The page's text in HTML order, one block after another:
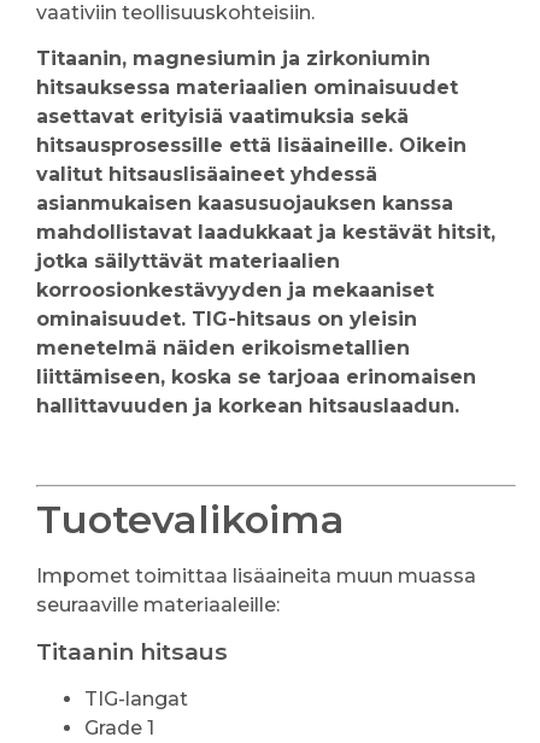
vaativiin teollisuuskohteisiin.
Titaanin, magnesiumin ja zirkoniumin
hitsauksessa materiaalien ominaisuudet
asettavat erityisiä vaatimuksia sekä
hitsausprosessille että lisäaineille. Oikein
valitut hitsauslisäaineet yhdessä
asianmukaisen kaasusuojauksen kanssa
mahdollistavat laadukkaat ja kestävät hitsit,
jotka säilyttävät materiaalien
korroosionkestävyyden ja mekaaniset
ominaisuudet. TIG-hitsaus on yleisin
menetelmä näiden erikoismetallien
liittämiseen, koska se tarjoaa erinomaisen
hallittavuuden ja korkean hitsauslaadun.
Tuotevalikoima
Impomet toimittaa lisäaineita muun muassa
seuraaville materiaaleille:
Titaanin hitsaus
TIG-langat
Grade 1